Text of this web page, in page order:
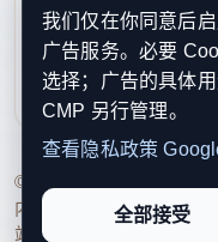
服务支持、版权与合
利通知
© 2026 新欧洲·欧洲头
内容透明度、联系方式
站点完整度。
我们仅在你同意后
广告服务。必要
选择；广告的具体
CMP 另行管理。
查看隐私政策
全部接受